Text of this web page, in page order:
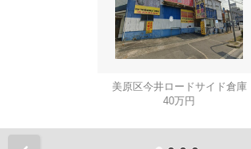
美原区今井ロードサイド倉庫
40万円